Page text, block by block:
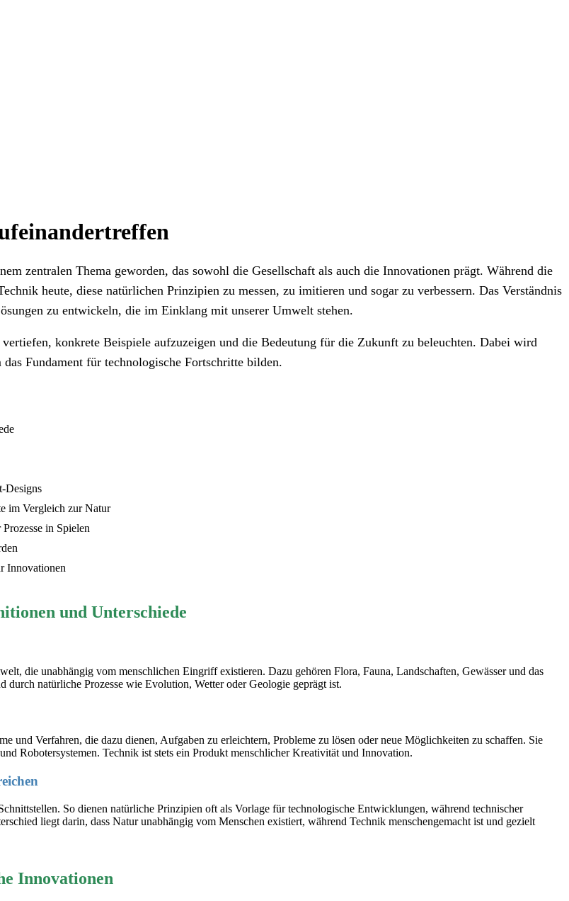
zentralen Thema geworden, das sowohl die Gesellschaft als auch die Innovationen prägt. Während die
heute, diese natürlichen Prinzipien zu messen, zu imitieren und sogar zu verbessern. Das Verständnis
zu entwickeln, die im Einklang mit unserer Umwelt stehen.
konkrete Beispiele aufzuzeigen und die Bedeutung für die Zukunft zu beleuchten. Dabei wird
Fundament für technologische Fortschritte bilden.
Designs
im Vergleich zur Natur
in Spielen
Innovationen
und Unterschiede
die unabhängig vom menschlichen Eingriff existieren. Dazu gehören Flora, Fauna, Landschaften, Gewässer und das
natürliche Prozesse wie Evolution, Wetter oder Geologie geprägt ist.
und Verfahren, die dazu dienen, Aufgaben zu erleichtern, Probleme zu lösen oder neue Möglichkeiten zu schaffen. Sie
Robotersystemen. Technik ist stets ein Produkt menschlicher Kreativität und Innovation.
So dienen natürliche Prinzipien oft als Vorlage für technologische Entwicklungen, während technischer
liegt darin, dass Natur unabhängig vom Menschen existiert, während Technik menschengemacht ist und gezielt
Innovationen